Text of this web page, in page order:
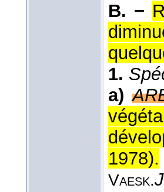
B. −
1.
a)
1978).
Vaesk.